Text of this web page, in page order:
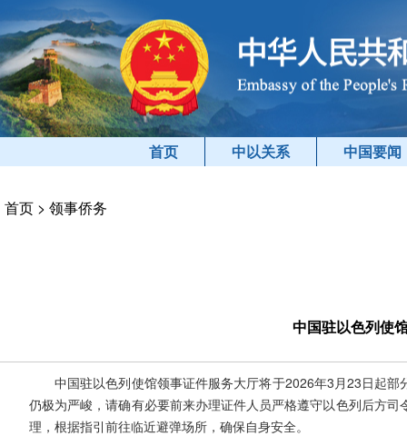
首页 中以关系 中国要闻
首页 > 领事侨务
中国驻以色列使
中国驻以色列使馆领事证件服务大厅将于2026年3月23日起
仍极为严峻，请确有必要前来办理证件人员严格遵守以色列后方
理，根据指引前往临近避弹场所，确保自身安全。